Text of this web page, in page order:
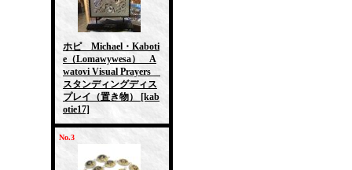
ホピ Michael・Kaboti
e（Lomawywesa） A
watovi Visual Prayers
スタンディングディス
プレイ（置き物）
[kab
otie17]
No.3